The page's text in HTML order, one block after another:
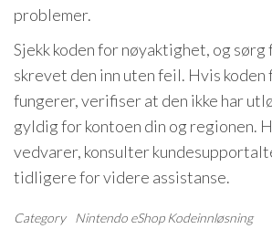
problemer.
Sjekk koden for nøyaktighet, og sørg
skrevet den inn uten feil. Hvis
fungerer, verifiser at den ikke har
gyldig for kontoen din og regionen.
vedvarer, konsulter
tidligere for videre assistanse.
Category Nintendo eShop Kodeinnløsning